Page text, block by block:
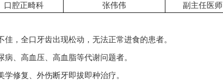
口腔正畸科
张伟伟
副主任医师
，全口牙齿出现松动，无法正常进食的患者。
、高血压、高血脂等代谢问题者。
修复、外伤断牙即拔即种治疗。